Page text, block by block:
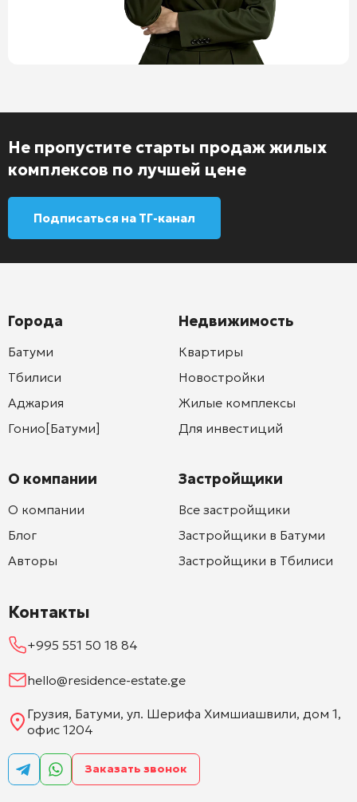
Не пропустите старты продаж жилых
комплексов по лучшей цене
Подписаться на ТГ-канал
Города
Батуми
Тбилиси
Аджария
Гонио[Батуми]
О компании
О компании
Блог
Авторы
Недвижимость
Квартиры
Новостройки
Жилые комплексы
Для инвестиций
Застройщики
Все застройщики
Застройщики в Батуми
Застройщики в Тбилиси
Контакты
+995 551 50 18 84
hello@residence-estate.ge
Грузия, Батуми, ул. Шерифа Химшиашвили, дом 1,
офис 1204
Заказать звонок